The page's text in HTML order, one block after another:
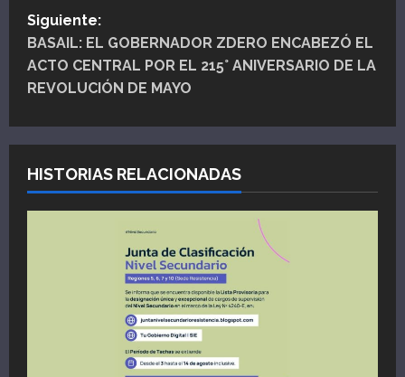
v
e
g
a
c
i
Siguiente:
BASAIL: EL GOBERNADOR ZDERO ENCABEZÓ EL
ACTO CENTRAL POR EL 215° ANIVERSARIO DE LA
REVOLUCIÓN DE MAYO
HISTORIAS RELACIONADAS